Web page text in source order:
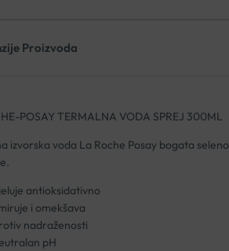
Proizvoda
POSAY TERMALNA VODA SPREJ 300ML
izvorska voda La Roche Posay bogata
antioksidativno
i omekšava
nadraženosti
pH